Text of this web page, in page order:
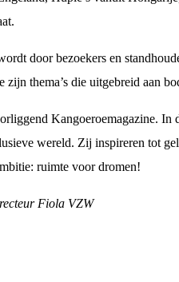
door bezoekers en
thema’s die uitgebreid aan
Kangoeroemagazine.
wereld. Zij inspireren tot
ruimte voor dromen!
Fiola VZW